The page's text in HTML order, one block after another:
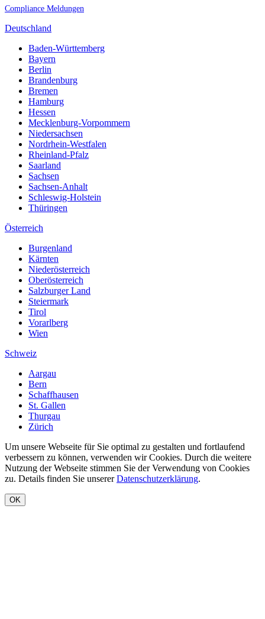
Compliance Meldungen
Deutschland
Baden-Württemberg
Bayern
Berlin
Brandenburg
Bremen
Hamburg
Hessen
Mecklenburg-Vorpommern
Niedersachsen
Nordrhein-Westfalen
Rheinland-Pfalz
Saarland
Sachsen
Sachsen-Anhalt
Schleswig-Holstein
Thüringen
Österreich
Burgenland
Kärnten
Niederösterreich
Oberösterreich
Salzburger Land
Steiermark
Tirol
Vorarlberg
Wien
Schweiz
Aargau
Bern
Schaffhausen
St. Gallen
Thurgau
Zürich
Um unsere Webseite für Sie optimal zu gestalten und fortlaufend
verbessern zu können, verwenden wir Cookies. Durch die weitere
Nutzung der Webseite stimmen Sie der Verwendung von Cookies
zu. Details finden Sie unsererDatenschutzerklärung.
OK